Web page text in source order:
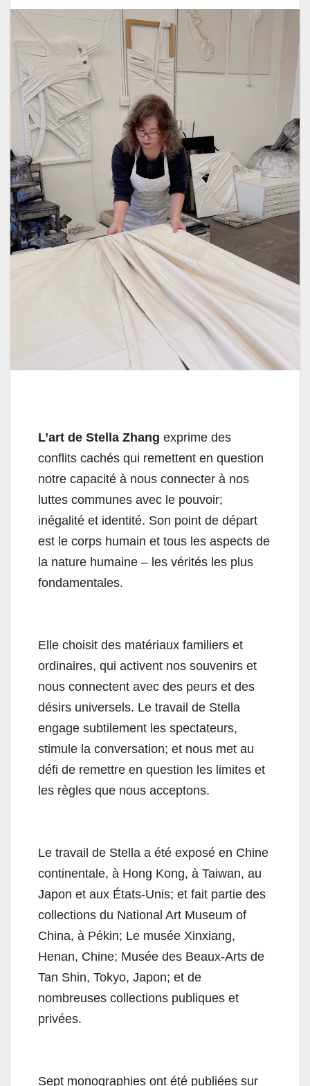
L’art de Stella Zhang exprime des
conflits cachés qui remettent en question
notre capacité à nous connecter à nos
luttes communes avec le pouvoir;
inégalité et identité. Son point de départ
est le corps humain et tous les aspects de
la nature humaine – les vérités les plus
fondamentales.
Elle choisit des matériaux familiers et
ordinaires, qui activent nos souvenirs et
nous connectent avec des peurs et des
désirs universels. Le travail de Stella
engage subtilement les spectateurs,
stimule la conversation; et nous met au
défi de remettre en question les limites et
les règles que nous acceptons.
Le travail de Stella a été exposé en Chine
continentale, à Hong Kong, à Taiwan, au
Japon et aux États-Unis; et fait partie des
collections du National Art Museum of
China, à Pékin; Le musée Xinxiang,
Henan, Chine; Musée des Beaux-Arts de
Tan Shin, Tokyo, Japon; et de
nombreuses collections publiques et
privées.
Sept monographies ont été publiées sur